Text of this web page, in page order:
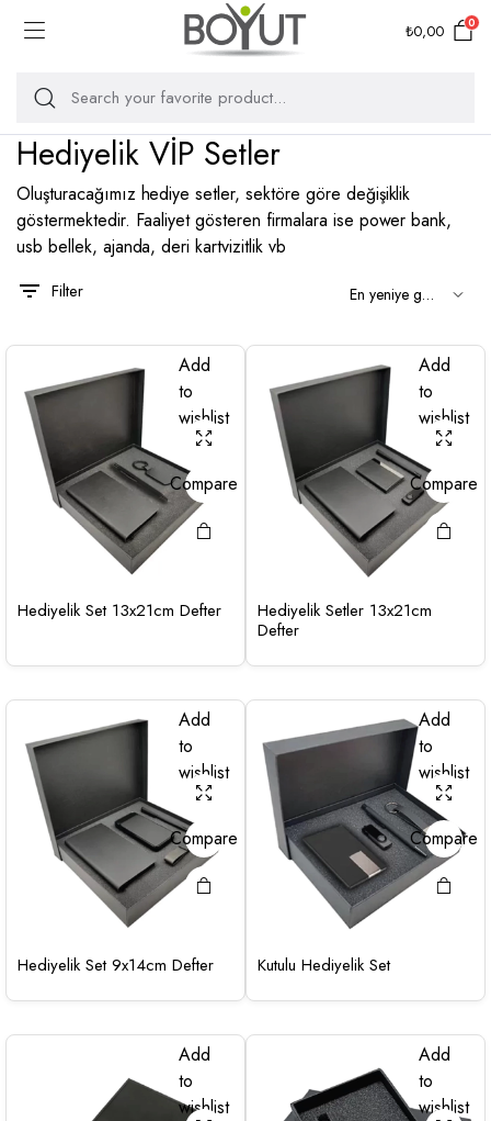
₺0,00 0
Hediyelik VİP Setler
Oluşturacağımız hediye setler, sektöre göre değişiklik
göstermektedir. Faaliyet gösteren firmalara ise power bank,
usb bellek, ajanda, deri kartvizitlik vb
Filter
Add
to
wishlist
Compare
Hediyelik Set 13x21cm Defter
Add
to
wishlist
Compare
Hediyelik Setler 13x21cm
Defter
Add
to
wishlist
Compare
Hediyelik Set 9x14cm Defter
Add
to
wishlist
Compare
Kutulu Hediyelik Set
Add
to
wishlist
Add
to
wishlist